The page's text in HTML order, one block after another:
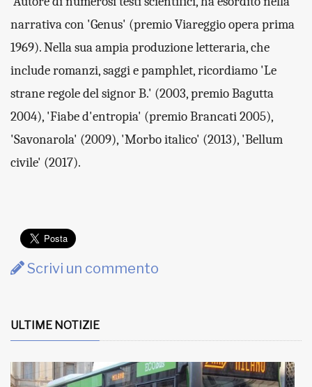
narrativa con 'Genus' (premio Viareggio opera prima
1969). Nella sua ampia produzione letteraria, che
include romanzi, saggi e pamphlet, ricordiamo 'Le
strane regole del signor B.' (2003, premio Bagutta
2004), 'Fiabe d'entropia' (premio Brancati 2005),
'Savonarola' (2009), 'Morbo italico' (2013), 'Bellum
civile' (2017).
Scrivi un commento
ULTIME NOTIZIE